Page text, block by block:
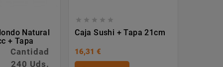
Natural
+ Tapa
Cantidad
240 Uds.
    
Caja Sushi + Tapa 21cm
16,31 €